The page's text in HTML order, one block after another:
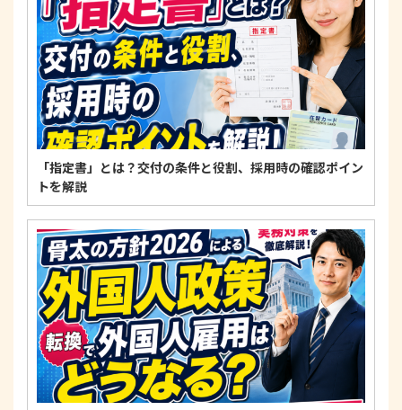
「指定書」とは？交付の条件と役割、採用時の確認ポイン
トを解説